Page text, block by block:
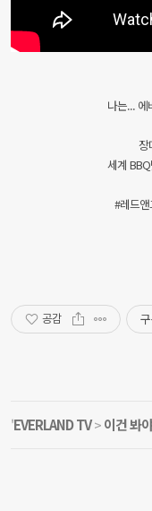
나는...
장
세계
#레드
공감
'EVERLAND TV> 이건 봐